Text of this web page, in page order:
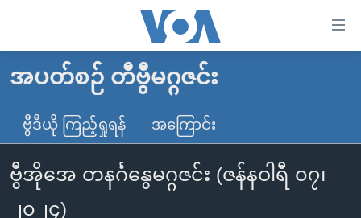
လွယ်ကူ
သည့်
Link
များ
ပင်မ
မူလစာမျက်နှာ
မြန်မာ
ကမ္ဘာ့သတင်းများ
နိုင်ငံတကာ
အမေရိကန်
ဗွီဒီယို
သတင်းလွတ်လပ်ခွင့်
အပတ်စဉ် တီဗွီမဂ္ဂဇင်း
ဗွီဒီယို ကြည့်ရှုရန် အကြောင်း
ဗွီအိုအေ တနင်္ဂနွေမဂ္ဂဇင်း (ဇန်နဝါရီ ၀၇၊
၂၀၂၄)